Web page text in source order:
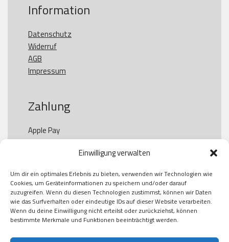
Einwilligung verwalten
Um dir ein optimales Erlebnis zu bieten, verwenden wir Technologien wie
Cookies, um Geräteinformationen zu speichern und/oder darauf
zuzugreifen. Wenn du diesen Technologien zustimmst, können wir Daten
wie das Surfverhalten oder eindeutige IDs auf dieser Website verarbeiten.
Wenn du deine Einwilligung nicht erteilst oder zurückziehst, können
bestimmte Merkmale und Funktionen beeinträchtigt werden.
Information
Datenschutz
Widerruf
AGB
Impressum
Zahlung
Apple Pay
Paypal
Kauf auf Rechung
Klarna
American Express